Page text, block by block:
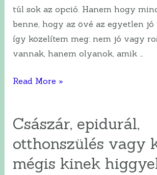
túl sok az opció. Hanem hogy
benne, hogy az övé az egyetlen jó
így közelítem meg: nem jó vagy
vannak, hanem olyanok, amik …
Hol
honnan
tudjam,
lehetőség
Read More »
Császár, epidurál,
otthonszülés vagy
mégis kinek